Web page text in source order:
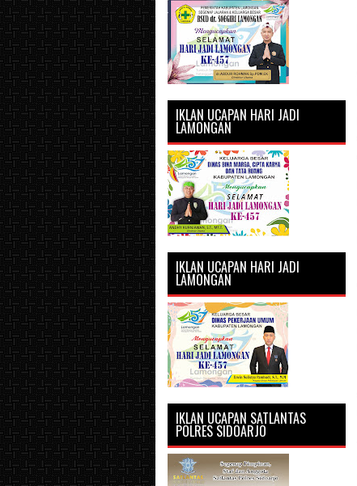
IKLAN UCAPAN HARI JADI
LAMONGAN
IKLAN UCAPAN HARI JADI
LAMONGAN
IKLAN UCAPAN SATLANTAS
POLRES SIDOARJO